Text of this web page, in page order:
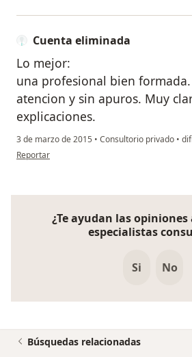
Cuenta eliminada
Lo mejor:
una profesional bien
atencion y sin apuros. Muy
explicaciones.
3 de marzo de 2015 • Consultorio privado •
en opinión del usuario Cuenta eliminada
Reportar
¿Te ayudan las
especialistas
Si No
Búsquedas relacionadas